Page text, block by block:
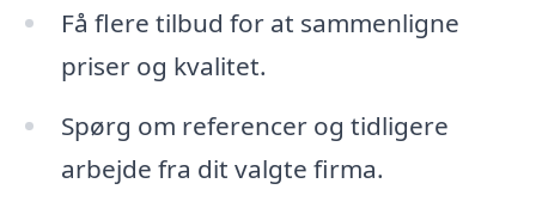
Få flere tilbud for at sammenligne
priser og kvalitet.
Spørg om referencer og tidligere
arbejde fra dit valgte firma.